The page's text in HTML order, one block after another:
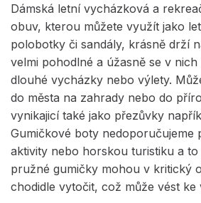
Dámská letní vycházková a
obuv, kterou můžete využít jako
polobotky či sandály, krásně drží
velmi pohodlné a úžasně se v
dlouhé vycházky nebo výlety.
do města na zahrady nebo do
vynikajicí také jako přezůvky
Gumičkové boty nedoporučujeme
aktivity nebo horskou turistiku a to
pružné gumičky mohou v kritický
chodidle vytočit, což může vést ke